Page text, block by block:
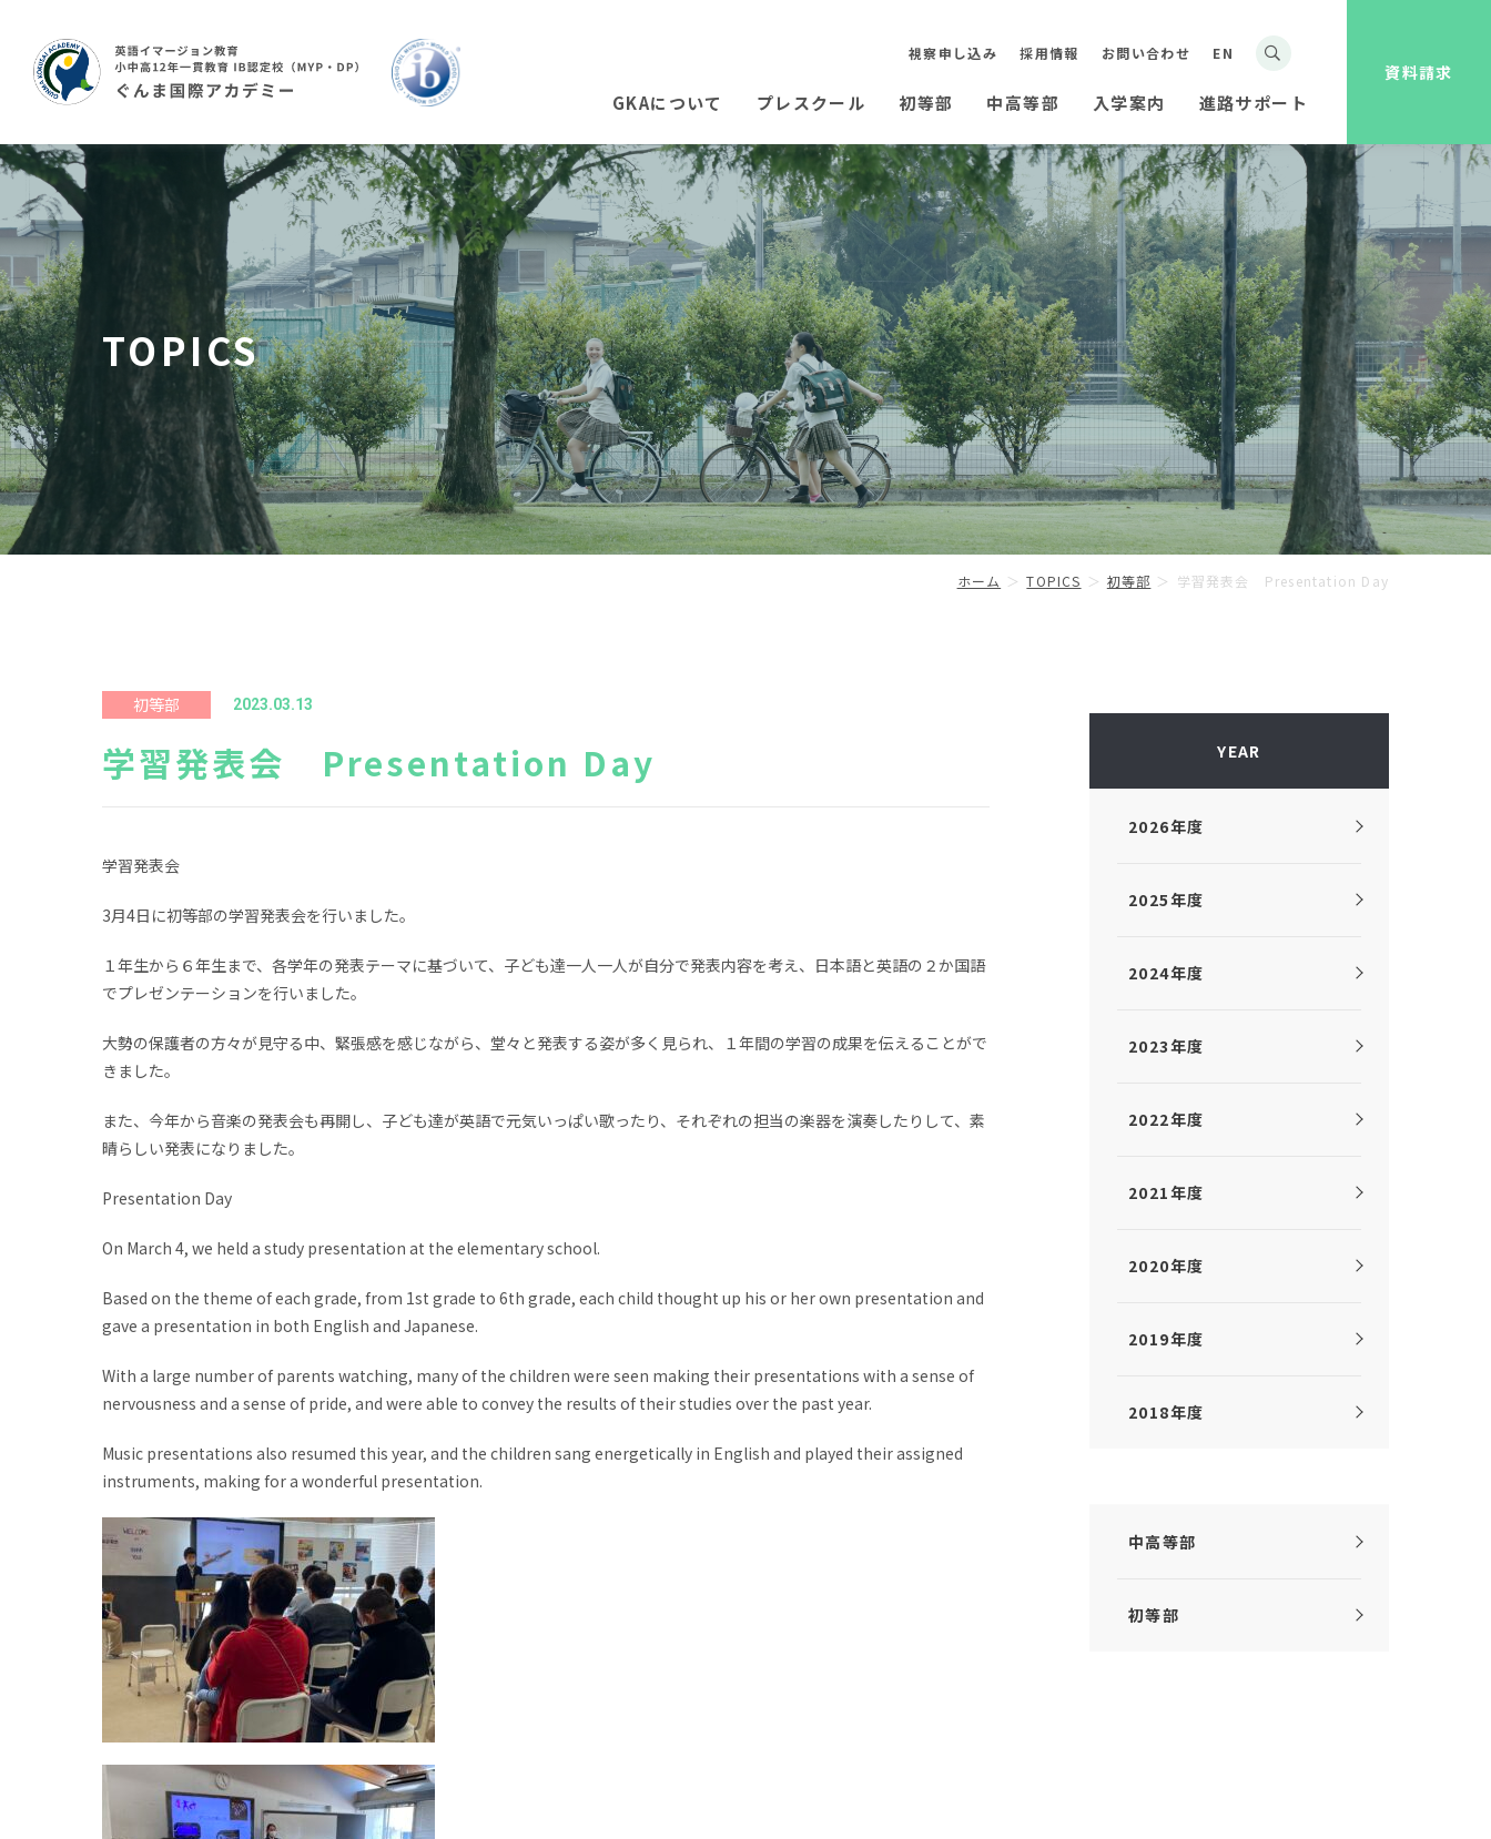
GKAについて プレスクール 初等部 中高等部 入学案内 進路サポート
EN
お問い合わせ
資料請求
採用情報
視察申し込み
TOPICS
ホーム TOPICS 初等部 学習発表会 Presentation Day
2023.03.13
初等部
学習発表会 Presentation Day
学習発表会
3月4日に初等部の学習発表会を行いました。
１年生から６年生まで、各学年の発表テーマに基づいて、子ども達一人一人が自分で発表内容を考え、日本語と英語の２か国語
でプレゼンテーションを行いました。
大勢の保護者の方々が見守る中、緊張感を感じながら、堂々と発表する姿が多く見られ、１年間の学習の成果を伝えることがで
きました。
また、今年から音楽の発表会も再開し、子ども達が英語で元気いっぱい歌ったり、それぞれの担当の楽器を演奏したりして、素
晴らしい発表になりました。
Presentation Day
On March 4, we held a study presentation at the elementary school.
Based on the theme of each grade, from 1st grade to 6th grade, each child thought up his or her own presentation and
gave a presentation in both English and Japanese.
With a large number of parents watching, many of the children were seen making their presentations with a sense of
nervousness and a sense of pride, and were able to convey the results of their studies over the past year.
Music presentations also resumed this year, and the children sang energetically in English and played their assigned
instruments, making for a wonderful presentation.
YEAR
2026年度
2025年度
2024年度
2023年度
2022年度
2021年度
2020年度
2019年度
2018年度
中高等部
初等部